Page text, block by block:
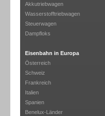
Akkutriebwagen
Wasserstofftriebwagen
Steuerwagen
Dampfloks
Eisenbahn in Europa
Österreich
Schweiz
Frankreich
Italien
Spanien
Benelux-Länder